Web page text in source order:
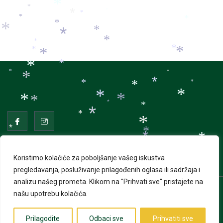
Koristimo kolačiće za poboljšanje vašeg iskustva
pregledavanja, posluživanje prilagođenih oglasa ili sadržaja i
analizu našeg prometa. Klikom na "Prihvati sve" pristajete na
našu upotrebu kolačića.
Prilagodite Odbaci sve Prihvatiti sve
© 2026 Advent u Puli. Sva prava pridržana | Izrada web
stranicaWeb Projekt
*
*
*
*
* *
*
*
*
*
*
*
*
*
*
* *
*
*
* *
*
*
* *
*
*
*
*
*
*
*
* *
*
*
*
*
*
*
*
*
*
*
*
*
*
*
*
*
*
*
*